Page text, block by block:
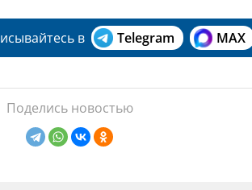
в Telegram MAX
Поделись новостью